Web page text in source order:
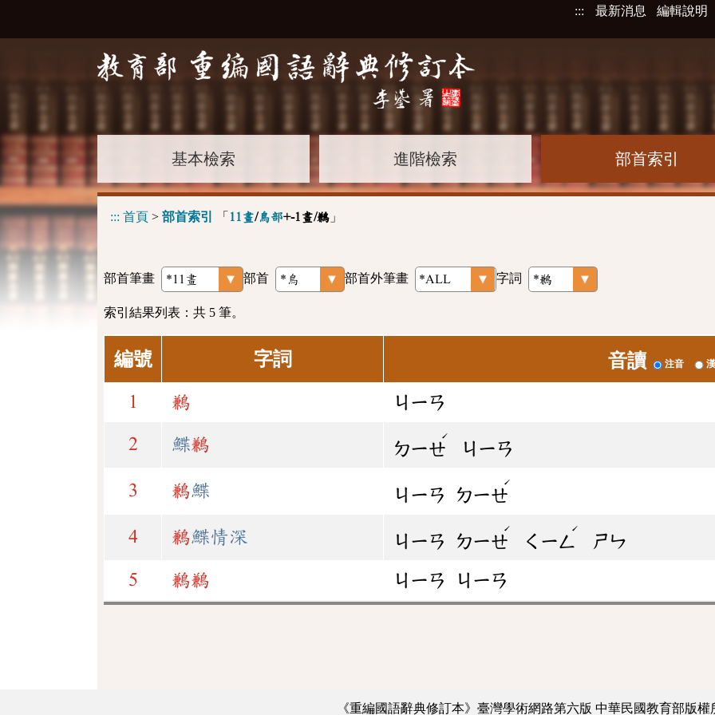
::: 最新消息 編輯說明
基本檢索 進階檢索 部首索引
::: 首頁 > 部首索引 「 11畫/鳥部+-1畫/鶼 」
部首筆畫 部首 部首外筆畫 字詞
索引結果列表：共 5 筆。
編號 字詞 音讀 注音
1 鶼 ㄐㄧㄢ
2 鰈鶼 ㄉㄧㄝ
ˊ
ㄐㄧㄢ
3 鶼鰈 ㄐㄧㄢ ㄉㄧㄝ
ˊ
4 鶼鰈情深 ㄐㄧㄢ ㄉㄧㄝ
ˊ
ㄑㄧㄥ
ˊ
ㄕㄣ
5 鶼鶼 ㄐㄧㄢ ㄐㄧㄢ
《重編國語辭典修訂本》臺灣學術網路第六版 中華民國教育部版權